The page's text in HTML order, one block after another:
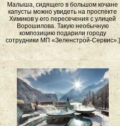
Малыша, сидящего в большом кочане
капусты можно увидеть на проспекте
Химиков у его пересечения с улицей
Ворошилова. Такую необычную
композицию подарили городу
сотрудники МП «Зеленстрой-Сервис».]